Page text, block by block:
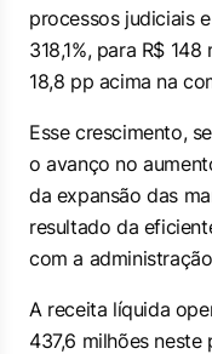
processos judiciais
318,1%, para R$
18,8 pp acima na
Esse crescimento,
o avanço no
da expansão das
resultado da
com a
A receita líquida
437,6 milhões